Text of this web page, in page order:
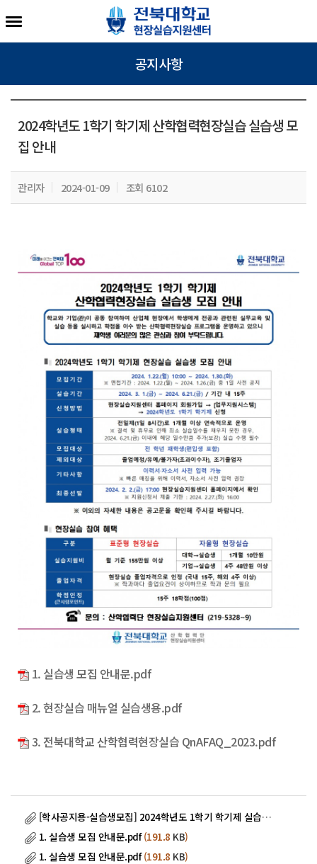
공지사항
2024학년도 1학기 학기제 산학협력현장실습 실습생 모
집 안내
관리자 2024-01-09 조회 6102
1. 실습생 모집 안내문.pdf
2. 현장실습 매뉴얼 실습생용.pdf
3. 전북대학교 산학협력현장실습 QnAFAQ_2023.pdf
[학사공지용-실습생모집] 2024학년도 1학기 학기제 실습생 모집001.jpg
1. 실습생 모집 안내문.pdf (191.8 KB)
1. 실습생 모집 안내문.pdf (191.8 KB)